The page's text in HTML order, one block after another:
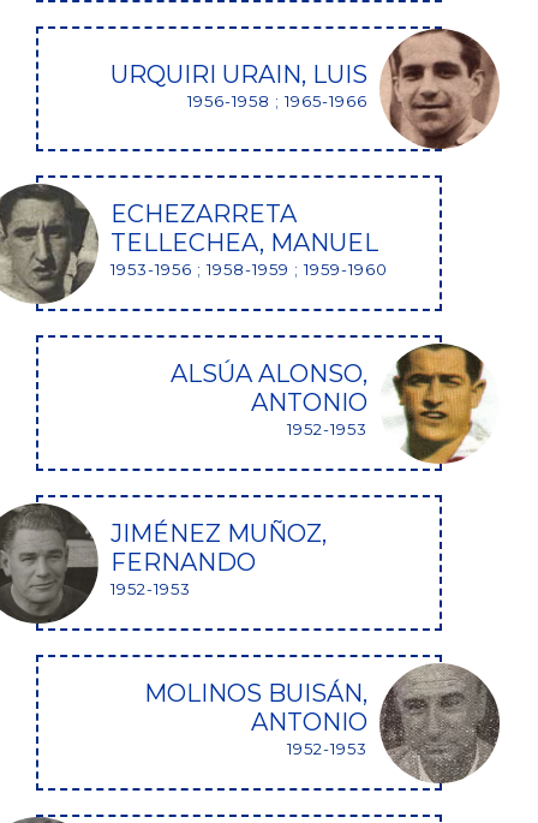
URQUIRI URAIN, LUIS
1956-1958 ; 1965-1966
ECHEZARRETA
TELLECHEA, MANUEL
1953-1956 ; 1958-1959 ; 1959-1960
ALSÚA ALONSO,
ANTONIO
1952-1953
JIMÉNEZ MUÑOZ,
FERNANDO
1952-1953
MOLINOS BUISÁN,
ANTONIO
1952-1953